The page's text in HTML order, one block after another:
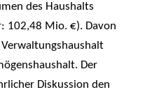
des Haushalts
102,48 Mio. €). Davon
Der
Diskussion den